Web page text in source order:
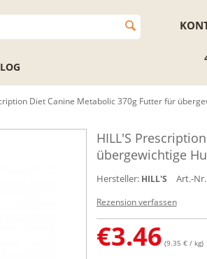
Diet Canine Metabolic 370g Futter für
HILL'S
übergewichtige
Hersteller: HILL'S Art.-
Rezension verfassen
€3.46 (9.35 € / kg)